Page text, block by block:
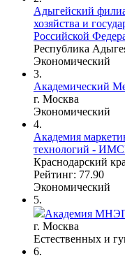
Адыгейский
хозяйства и
Российской
Республика
Экономический
3.
Академический
г. Москва
Экономический
4.
Академия
технологий -
Краснодарский
Рейтинг: 77.90
Экономический
5.
Академия
г. Москва
Естественных и
6.